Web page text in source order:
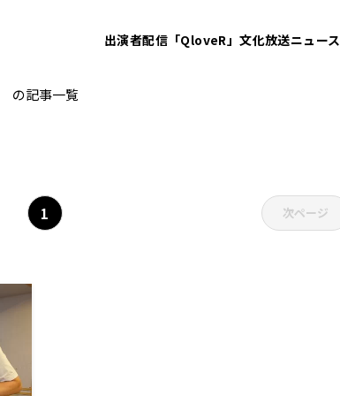
出演者配信「QloveR」文化放送ニュース
地球の広報
の記事一覧
1 次ページ